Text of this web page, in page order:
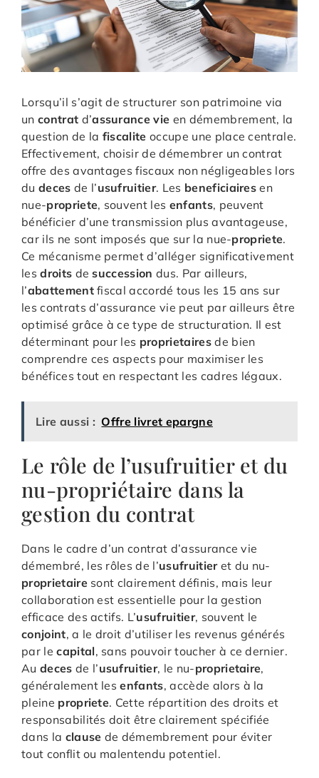
Lorsqu’il s’agit de structurer son patrimoine via
un contrat d’assurance vie en démembrement, la
question de la fiscalite occupe une place centrale.
Effectivement, choisir de démembrer un contrat
offre des avantages fiscaux non négligeables lors
du deces de l’usufruitier. Les beneficiaires en
nue-propriete, souvent les enfants, peuvent
bénéficier d’une transmission plus avantageuse,
car ils ne sont imposés que sur la nue-propriete.
Ce mécanisme permet d’alléger significativement
lesdroits desuccession dus. Par ailleurs,
l’abattementfiscal accordé tous les 15 ans sur
les contrats d’assurance vie peut par ailleurs être
optimisé grâce à ce type de structuration. Il est
déterminant pour les proprietairesde bien
comprendre ces aspects pour maximiser les
bénéfices tout en respectant les cadres légaux.
Lire aussi : Offre livret epargne
Le rôle de l’usufruitier et du
nu-propriétaire dans la
gestion du contrat
Dans le cadre d’un contrat d’assurance vie
démembré, les rôles de l’usufruitieret du nu-
proprietairesont clairement définis, mais leur
collaboration est essentielle pour la gestion
efficace des actifs. L’usufruitier, souvent le
conjoint, a le droit d’utiliser les revenus générés
par lecapital, sans pouvoir toucher à ce dernier.
Au deces de l’usufruitier, le nu-proprietaire,
généralement lesenfants, accède alors à la
pleine propriete. Cette répartition des droits et
responsabilités doit être clairement spécifiée
dans la clause de démembrement pour éviter
tout conflit ou malentendu potentiel.